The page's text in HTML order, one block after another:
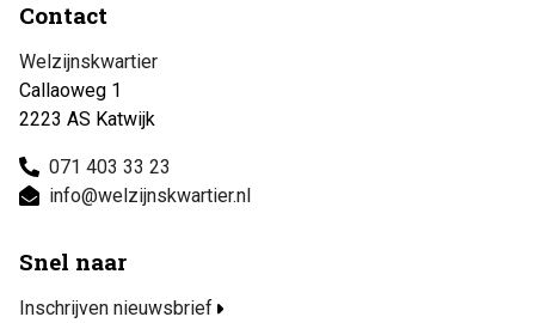
Contact
Welzijnskwartier
Callaoweg 1
2223 AS Katwijk
071 403 33 23
info@welzijnskwartier.nl
Snel naar
Inschrijven nieuwsbrief